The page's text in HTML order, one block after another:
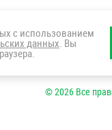
© 2026 Все
с использованием
данных . Вы